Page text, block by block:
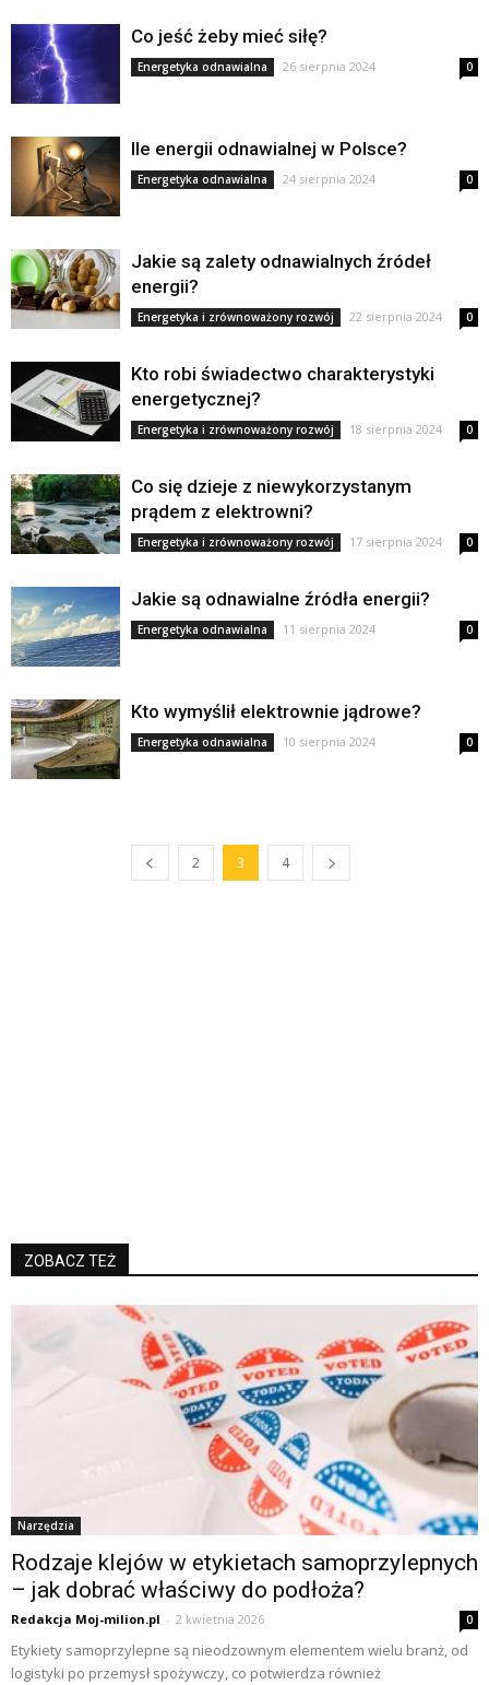
Co jeść żeby mieć siłę?
Energetyka odnawialna 26 sierpnia 2024 0
Ile energii odnawialnej w Polsce?
Energetyka odnawialna 24 sierpnia 2024 0
Jakie są zalety odnawialnych źródeł
energii?
Energetyka i zrównoważony rozwój 22 sierpnia 2024 0
Kto robi świadectwo charakterystyki
energetycznej?
Energetyka i zrównoważony rozwój 18 sierpnia 2024 0
Co się dzieje z niewykorzystanym
prądem z elektrowni?
Energetyka i zrównoważony rozwój 17 sierpnia 2024 0
Jakie są odnawialne źródła energii?
Energetyka odnawialna 11 sierpnia 2024 0
Kto wymyślił elektrownie jądrowe?
Energetyka odnawialna 10 sierpnia 2024 0
2 3 4
ZOBACZ TEŻ
Narzędzia
Rodzaje klejów w etykietach samoprzylepnych
– jak dobrać właściwy do podłoża?
Redakcja Moj-milion.pl - 2 kwietnia 2026 0
Etykiety samoprzylepne są nieodzownym elementem wielu branż, od
logistyki po przemysł spożywczy, co potwierdza również